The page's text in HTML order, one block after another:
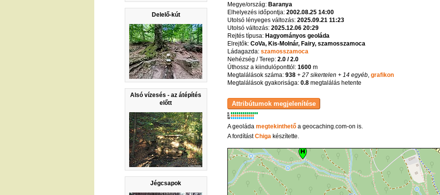
Delelő-kút
Alsó vízesés - az átépítés
előtt
Jégcsapok
Megye/ország: Baranya
Elhelyezés időpontja: 2002.08.25 14:00
Utolsó lényeges változás: 2025.09.21 11:23
Utolsó változás: 2025.12.06 20:29
Rejtés típusa: Hagyományos geoláda
Elrejtők: CoVa, Kis-Molnár, Fairy, szamosszamoca
Ládagazda: szamosszamoca
Nehézség / Terep: 2.0 / 2.0
Úthossz a kiindulóponttól: 1600m
Megtalálások száma: 938+ 27 sikertelen + 14 egyéb, grafikon
Megtalálások gyakorisága: 0.8megtalálás hetente
K
R
W
A geoláda megtekinthetőa geocaching.com-on is.
A fordítástChigakészítette.